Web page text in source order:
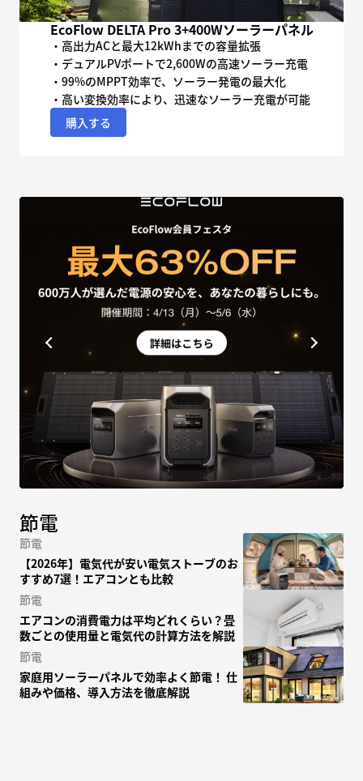
EcoFlow DELTA Pro 3+400Wソーラーパネル
・高出力ACと最大12kWhまでの容量拡張
・デュアルPVポートで2,600Wの高速ソーラー充電
・99%のMPPT効率で、ソーラー発電の最大化
・高い変換効率により、迅速なソーラー充電が可能
購入する
節電
節電
【2026年】電気代が安い電気ストーブのお
すすめ7選！エアコンとも比較
節電
エアコンの消費電力は平均どれくらい？畳
数ごとの使用量と電気代の計算方法を解説
節電
家庭用ソーラーパネルで効率よく節電！ 仕
組みや価格、導入方法を徹底解説